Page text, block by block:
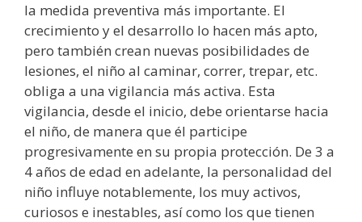
la medida preventiva más importante. El
crecimiento y el desarrollo lo hacen más apto,
pero también crean nuevas posibilidades de
lesiones, el niño al caminar, correr, trepar, etc.
obliga a una vigilancia más activa. Esta
vigilancia, desde el inicio, debe orientarse hacia
el niño, de manera que él participe
progresivamente en su propia protección. De 3 a
4 años de edad en adelante, la personalidad del
niño influye notablemente, los muy activos,
curiosos e inestables, así como los que tienen